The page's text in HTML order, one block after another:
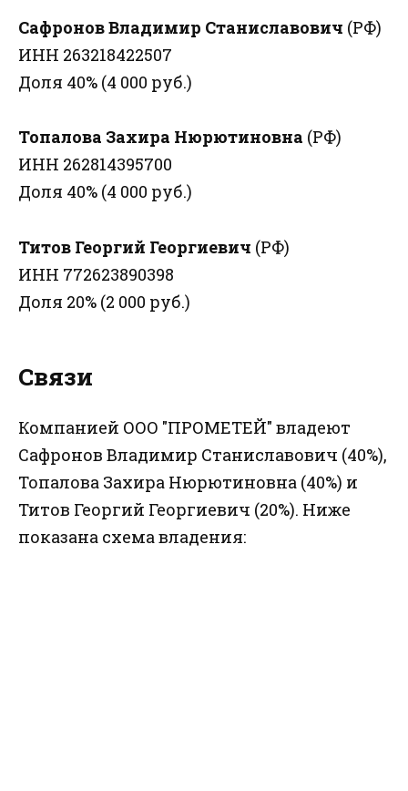
Сафронов Владимир Станиславович (РФ)
ИНН 263218422507
Доля 40% (4 000 руб.)
Топалова Захира Нюрютиновна (РФ)
ИНН 262814395700
Доля 40% (4 000 руб.)
Титов Георгий Георгиевич (РФ)
ИНН 772623890398
Доля 20% (2 000 руб.)
Связи
Компанией ООО "ПРОМЕТЕЙ" владеют
Сафронов Владимир Станиславович (40%),
Топалова Захира Нюрютиновна (40%) и
Титов Георгий Георгиевич (20%). Ниже
показана схема владения: